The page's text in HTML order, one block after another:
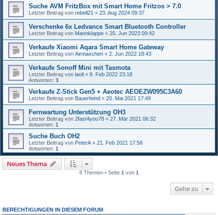
Suche AVM FritzBox mit Smart Home Fritzos > 7.0
Letzter Beitrag von rebell21 « 23. Aug 2024 09:37
Verschenke 6x Ledvance Smart Bluetooth Controller
Letzter Beitrag von Mannklappe « 25. Jun 2023 09:42
Verkaufe Xiaomi Aqara Smart Home Gateway
Letzter Beitrag von Airmaxchen « 2. Jun 2022 18:43
Verkaufe Sonoff Mini mit Tasmota
Letzter Beitrag von laoli « 8. Feb 2022 23:18
Antworten: 3
Verkaufe Z-Stick Gen5 + Aeotec AEOEZW095C3A60
Letzter Beitrag von Bauerfeind « 20. Mai 2021 17:49
Fernwartung Unterstützung OH3
Letzter Beitrag von 2fast4you78 « 27. Mär 2021 06:32
Antworten: 1
Suche Buch OH2
Letzter Beitrag von PeterA « 21. Feb 2021 17:58
Antworten: 1
Neues Thema
8 Themen • Seite 1 von 1
Gehe zu
BERECHTIGUNGEN IN DIESEM FORUM